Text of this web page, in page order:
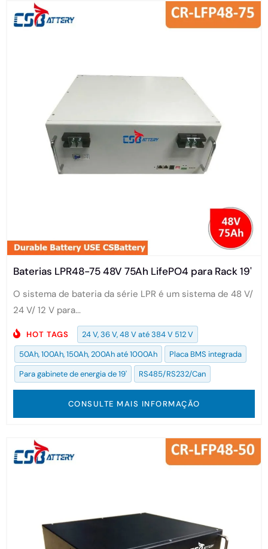
Baterias LPR48-75 48V 75Ah LifePO4 para Rack 19'
O sistema de bateria da série LPR é um sistema de 48 V/
24 V/ 12 V para...
HOT TAGS
24 V, 36 V, 48 V até 384 V 512 V
50Ah, 100Ah, 150Ah, 200Ah até 1000Ah
Placa BMS integrada
Para gabinete de energia de 19'
RS485/RS232/Can
CONSULTE MAIS INFORMAÇÃO